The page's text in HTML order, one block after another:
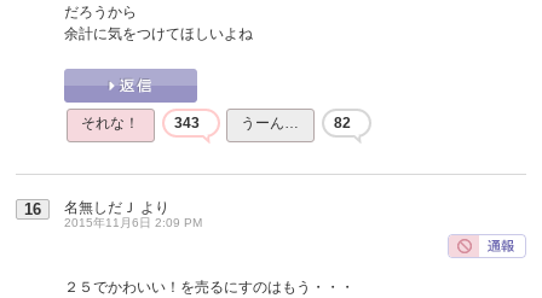
だろうから
余計に気をつけてほしいよね
それな！ 343 うーん… 82
16 名無しだＪ より
2015年11月6日 2:09 PM
２５でかわいい！を売るにすのはもう・・・